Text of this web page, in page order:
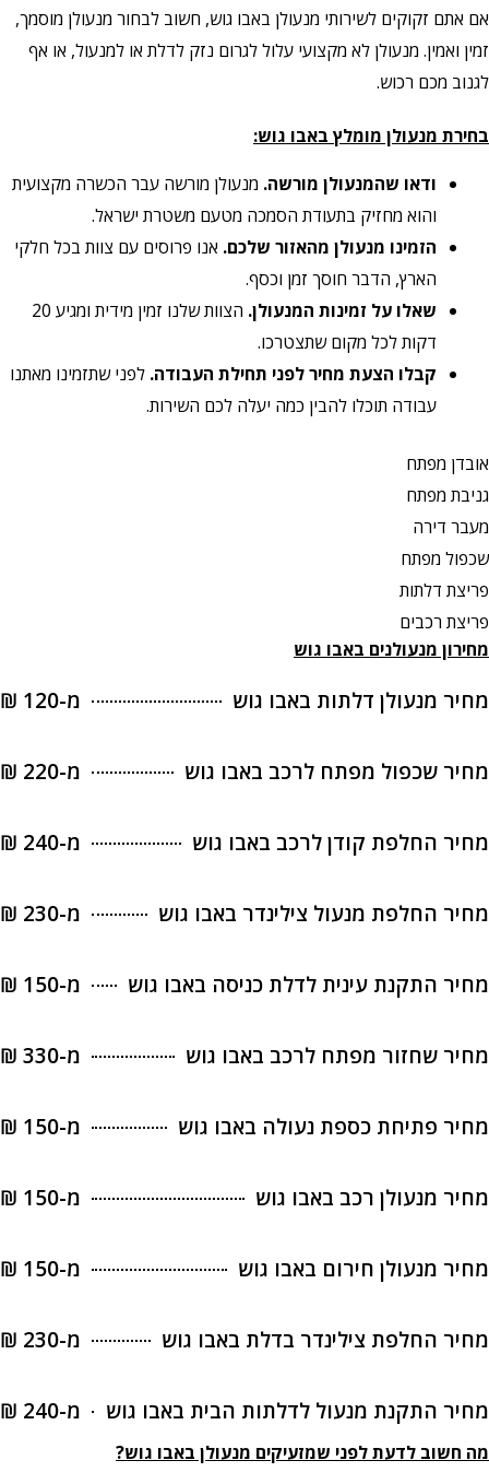
אם אתם זקוקים לשירותי מנעולן באבו גוש, חשוב לבחור מנעולן מוסמך,
זמין ואמין. מנעולן לא מקצועי עלול לגרום נזק לדלת או למנעול, או אף
לגנוב מכם רכוש.
בחירת מנעולן מומלץ באבו גוש:
ודאו שהמנעולן מורשה. מנעולן מורשה עבר הכשרה מקצועית
והוא מחזיק בתעודת הסמכה מטעם משטרת ישראל.
הזמינו מנעולן מהאזור שלכם. אנו פרוסים עם צוות בכל חלקי
הארץ, הדבר חוסך זמן וכסף.
שאלו על זמינות המנעולן.
הצוות שלנו זמין מידית ומגיע 20
דקות לכל מקום שתצטרכו.
קבלו הצעת מחיר לפני תחילת העבודה. לפני שתזמינו מאתנו
עבודה תוכלו להבין כמה יעלה לכם השירות.
אובדן מפתח
גניבת מפתח
מעבר דירה
שכפול מפתח
פריצת דלתות
פריצת רכבים
מחירון מנעולנים באבו גוש
מחיר מנעולן דלתות באבו גוש מ-120 ₪
מחיר שכפול מפתח לרכב באבו גוש מ-220 ₪
מחיר החלפת קודן לרכב באבו גוש מ-240 ₪
מחיר החלפת מנעול צילינדר באבו גוש מ-230 ₪
מחיר התקנת עינית לדלת כניסה באבו גוש מ-150 ₪
מחיר שחזור מפתח לרכב באבו גוש מ-330 ₪
מחיר פתיחת כספת נעולה באבו גוש מ-150 ₪
מחיר מנעולן רכב באבו גוש מ-150 ₪
מחיר מנעולן חירום באבו גוש מ-150 ₪
מחיר החלפת צילינדר בדלת באבו גוש מ-230 ₪
מחיר התקנת מנעול לדלתות הבית באבו גוש מ-240 ₪
מה חשוב לדעת לפני שמזעיקים מנעולן באבו גוש?